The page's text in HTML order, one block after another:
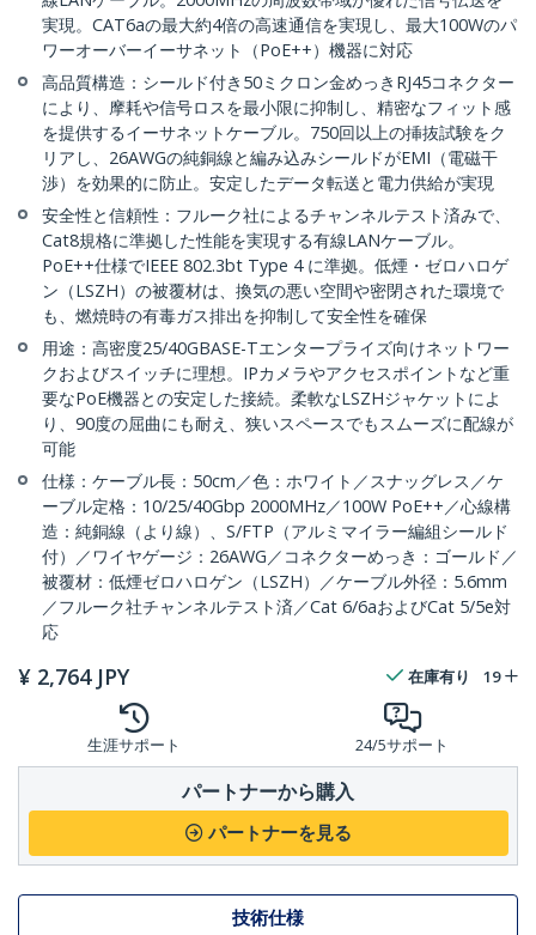
実現。CAT6aの最大約4倍の高速通信を実現し、最大100Wのパ
ワーオーバーイーサネット（PoE++）機器に対応
高品質構造：シールド付き50ミクロン金めっきRJ45コネクター
により、摩耗や信号ロスを最小限に抑制し、精密なフィット感
を提供するイーサネットケーブル。750回以上の挿抜試験をク
リアし、26AWGの純銅線と編み込みシールドがEMI（電磁干
渉）を効果的に防止。安定したデータ転送と電力供給が実現
安全性と信頼性：フルーク社によるチャンネルテスト済みで、
Cat8規格に準拠した性能を実現する有線LANケーブル。
PoE++仕様でIEEE 802.3bt Type 4 に準拠。低煙・ゼロハロゲ
ン（LSZH）の被覆材は、換気の悪い空間や密閉された環境で
も、燃焼時の有毒ガス排出を抑制して安全性を確保
用途：高密度25/40GBASE-Tエンタープライズ向けネットワー
クおよびスイッチに理想。IPカメラやアクセスポイントなど重
要なPoE機器との安定した接続。柔軟なLSZHジャケットによ
り、90度の屈曲にも耐え、狭いスペースでもスムーズに配線が
可能
仕様：ケーブル長：50cm／色：ホワイト／スナッグレス／ケ
ーブル定格：10/25/40Gbp 2000MHz／100W PoE++／心線構
造：純銅線（より線）、S/FTP（アルミマイラー編組シールド
付）／ワイヤゲージ：26AWG／コネクターめっき：ゴールド／
被覆材：低煙ゼロハロゲン（LSZH）／ケーブル外径：5.6mm
／フルーク社チャンネルテスト済／Cat 6/6aおよびCat 5/5e対
応
¥ 2,764 JPY 在庫有り 19
生涯サポート 24/5サポート
パートナーから購入
パートナーを見る
技術仕様